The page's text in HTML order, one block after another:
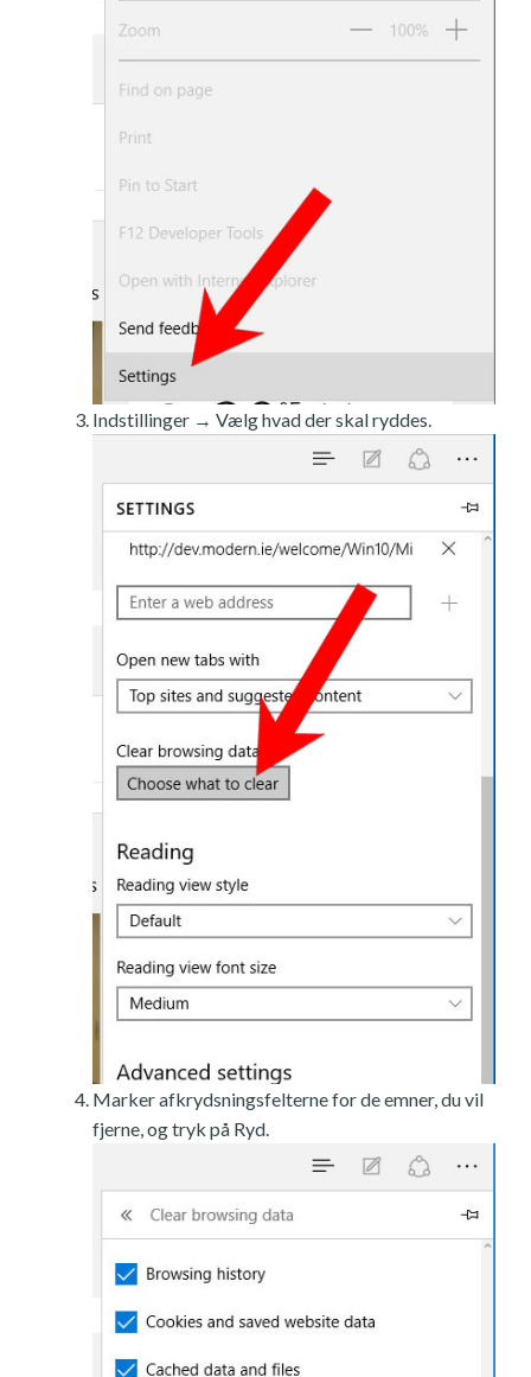
Indstillinger → Vælg hvad der skal ryddes.
Marker afkrydsningsfelterne for de emner, du vil
fjerne, og tryk på Ryd.